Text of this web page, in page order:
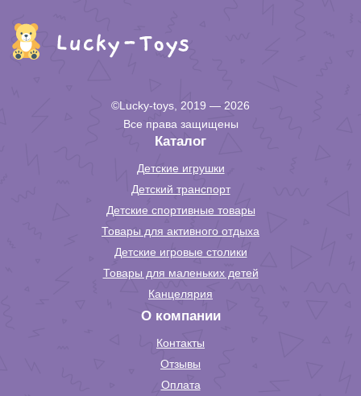
©Lucky-toys, 2019 — 2026
Все права защищены
Каталог
Детские игрушки
Детский транспорт
Детские спортивные товары
Товары для активного отдыха
Детские игровые столики
Товары для маленьких детей
Канцелярия
О компании
Контакты
Отзывы
Оплата